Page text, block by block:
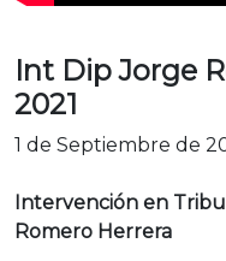
Int Dip Jorge
2021
1 de Septiembre de
Intervención en
Romero Herrera